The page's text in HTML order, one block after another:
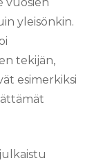
yleisönkin.
tekijän,
esimerkiksi